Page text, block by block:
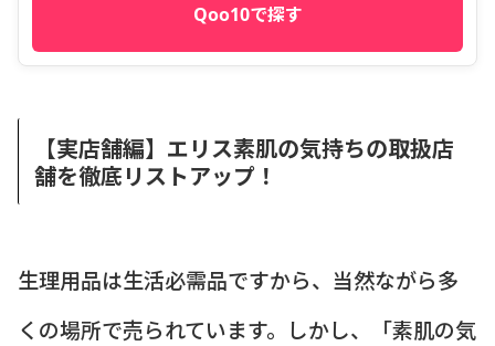
Qoo10で探す
【実店舗編】エリス素肌の気持ちの取扱店
舗を徹底リストアップ！
生理用品は生活必需品ですから、当然ながら多
くの場所で売られています。しかし、「素肌の気